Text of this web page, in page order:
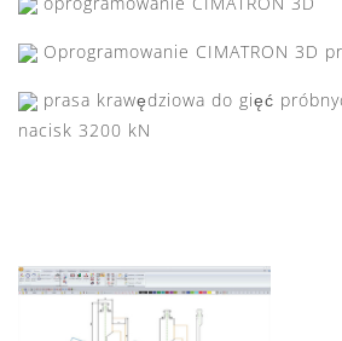
Oprogramowanie CIMATRON 3D
prasa krawędziowa do gięć
nacisk 3200 kN